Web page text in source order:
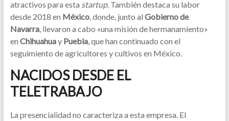
atractivos para esta startup. También destaca su labor
desde 2018 en México, donde, junto al Gobierno de
Navarra, llevaron a cabo «una misión de hermanamiento»
en Chihuahuay Puebla, que han continuado con el
seguimiento de agricultores y cultivos en México.
NACIDOS DESDE EL
TELETRABAJO
La presencialidad no caracteriza a esta empresa. El